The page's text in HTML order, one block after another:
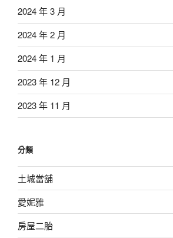
2024 年 3 月
2024 年 2 月
2024 年 1 月
2023 年 12 月
2023 年 11 月
分類
土城當舖
愛妮雅
房屋二胎